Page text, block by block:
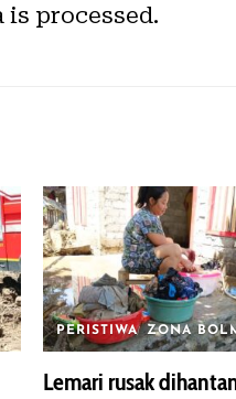
is processed.
PERISTIWA ZONA
Lemari rusak